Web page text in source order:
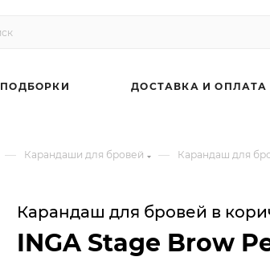
ПОДБОРКИ ДОСТАВКА И ОПЛАТА
— Карандаши для бровей — Карандаш для
Карандаш для бровей в
INGA Stage Brow